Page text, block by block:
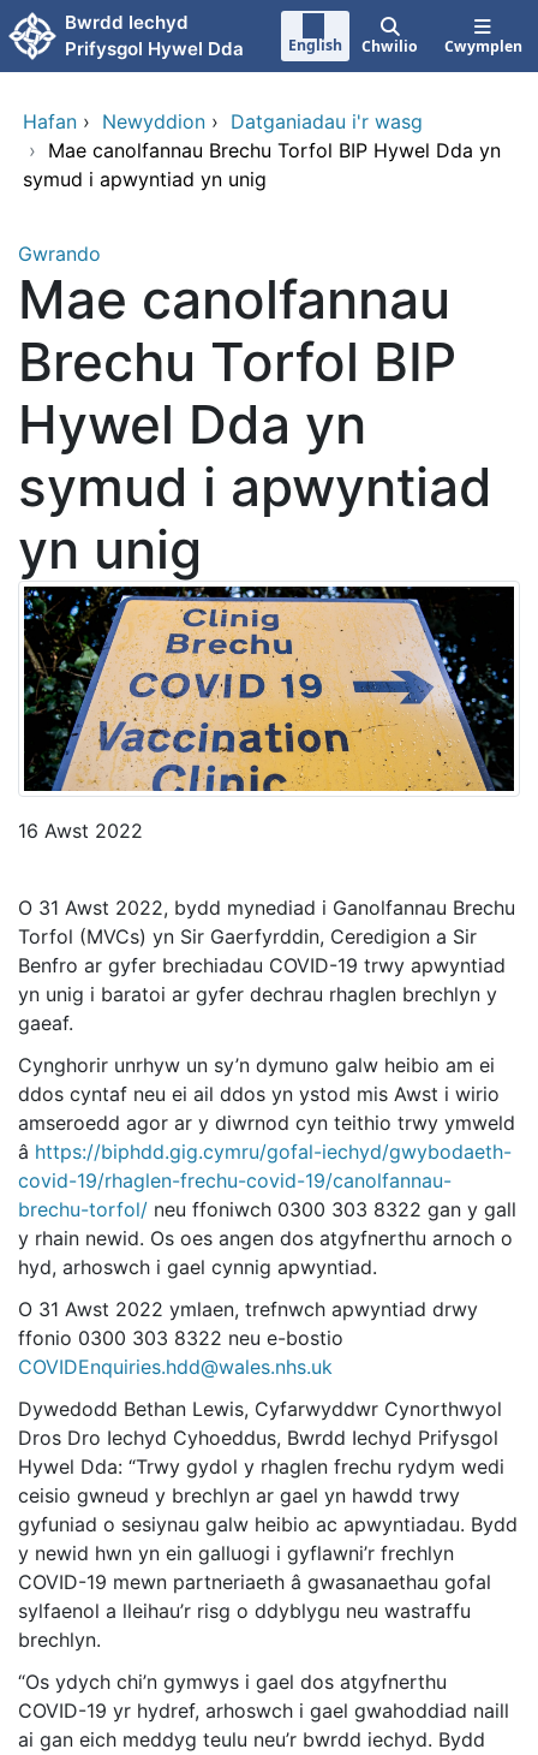
Neidio i'r prif gynnwy
Bwrdd Iechyd
Prifysgol Hywel Dda
English Chwilio Cwymplen
Hafan › Newyddion › Datganiadau i'r wasg
› Mae canolfannau Brechu Torfol BIP Hywel Dda yn
symud i apwyntiad yn unig
Gwrando
Mae canolfannau
Brechu Torfol BIP
Hywel Dda yn
symud i apwyntiad
yn unig
16 Awst 2022
O 31 Awst 2022, bydd mynediad i Ganolfannau Brechu
Torfol (MVCs) yn Sir Gaerfyrddin, Ceredigion a Sir
Benfro ar gyfer brechiadau COVID-19 trwy apwyntiad
yn unig i baratoi ar gyfer dechrau rhaglen brechlyn y
gaeaf.
Cynghorir unrhyw un sy’n dymuno galw heibio am ei
ddos cyntaf neu ei ail ddos yn ystod mis Awst i wirio
amseroedd agor ar y diwrnod cyn teithio trwy ymweld
â https://biphdd.gig.cymru/gofal-iechyd/gwybodaeth-
covid-19/rhaglen-frechu-covid-19/canolfannau-
brechu-torfol/ neu ffoniwch 0300 303 8322 gan y gall
y rhain newid. Os oes angen dos atgyfnerthu arnoch o
hyd, arhoswch i gael cynnig apwyntiad.
O 31 Awst 2022 ymlaen, trefnwch apwyntiad drwy
ffonio 0300 303 8322 neu e-bostio
COVIDEnquiries.hdd@wales.nhs.uk
Dywedodd Bethan Lewis, Cyfarwyddwr Cynorthwyol
Dros Dro Iechyd Cyhoeddus, Bwrdd Iechyd Prifysgol
Hywel Dda: “Trwy gydol y rhaglen frechu rydym wedi
ceisio gwneud y brechlyn ar gael yn hawdd trwy
gyfuniad o sesiynau galw heibio ac apwyntiadau. Bydd
y newid hwn yn ein galluogi i gyflawni’r frechlyn
COVID-19 mewn partneriaeth â gwasanaethau gofal
sylfaenol a lleihau’r risg o ddyblygu neu wastraffu
brechlyn.
“Os ydych chi’n gymwys i gael dos atgyfnerthu
COVID-19 yr hydref, arhoswch i gael gwahoddiad naill
ai gan eich meddyg teulu neu’r bwrdd iechyd. Bydd